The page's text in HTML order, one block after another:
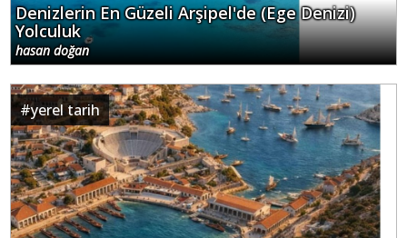
Denizlerin En Güzeli Arşipel'de (Ege Denizi)
Yolculuk
hasan doğan
#yerel tarih